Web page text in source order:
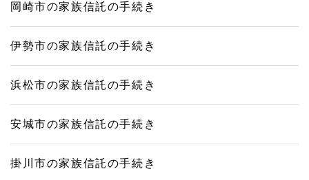
岡崎市の家族信託の手続き
伊勢市の家族信託の手続き
浜松市の家族信託の手続き
安城市の家族信託の手続き
掛川市の家族信託の手続き